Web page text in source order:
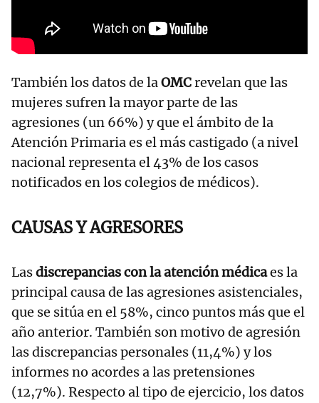
También los datos de laOMCrevelan que las
mujeres sufren la mayor parte de las
agresiones (un 66%) y que el ámbito de la
Atención Primaria es el más castigado (a nivel
nacional representa el 43% de los casos
notificados en los colegios de médicos).
CAUSAS Y AGRESORES
Lasdiscrepancias con la atención médicaes la
principal causa de las agresiones asistenciales,
que se sitúa en el 58%, cinco puntos más que el
año anterior. También son motivo de agresión
las discrepancias personales (11,4%) y los
informes no acordes a las pretensiones
(12,7%). Respecto al tipo de ejercicio, los datos